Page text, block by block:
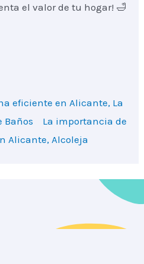
el valor de tu hogar! 🛁
eficiente en Alicante, La
Baños
La importancia de
Alicante, Alcoleja